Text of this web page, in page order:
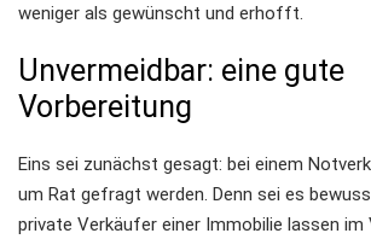
weniger als gewünscht und erhofft.
Unvermeidbar: eine gute
Vorbereitung
Eins sei zunächst gesagt: bei einem
um Rat gefragt werden. Denn sei es
private Verkäufer einer Immobilie lassen